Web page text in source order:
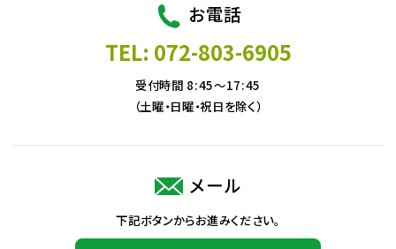
お電話
TEL: 072-803-6905
受付時間 8:45～17:45
（土曜・日曜・祝日を除く）
メール
下記ボタンからお進みください。